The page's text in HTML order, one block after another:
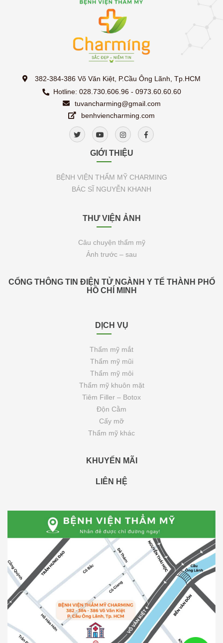
382-384-386 Võ Văn Kiệt, P.Cầu Ông Lãnh, Tp.HCM
Hotline: 028.730.606.96 - 0973.60.60.60
tuvancharming@gmail.com
benhviencharming.com
GIỚI THIỆU
BỆNH VIỆN THẨM MỸ CHARMING
BÁC SĨ NGUYỄN KHANH
THƯ VIỆN ẢNH
Câu chuyện thẩm mỹ
Ảnh trước – sau
CỔNG THÔNG TIN ĐIỆN TỬ NGÀNH Y TẾ THÀNH PHỐ
HỒ CHÍ MINH
DỊCH VỤ
Thẩm mỹ mắt
Thẩm mỹ mũi
Thẩm mỹ môi
Thẩm mỹ khuôn mặt
Tiêm Filler – Botox
Độn Cằm
Cấy mỡ
Thẩm mỹ khác
KHUYẾN MÃI
LIÊN HỆ